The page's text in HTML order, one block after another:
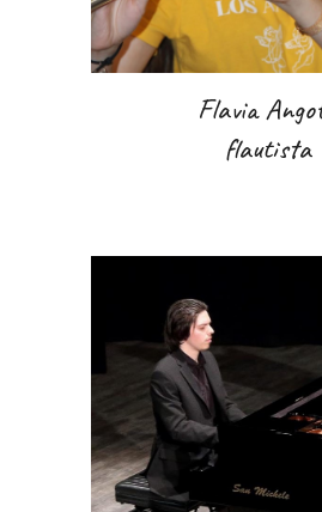
Flavia
flautista